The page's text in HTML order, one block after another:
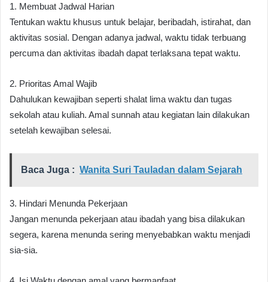
1. Membuat Jadwal Harian
Tentukan waktu khusus untuk belajar, beribadah, istirahat, dan
aktivitas sosial. Dengan adanya jadwal, waktu tidak terbuang
percuma dan aktivitas ibadah dapat terlaksana tepat waktu.
2. Prioritas Amal Wajib
Dahulukan kewajiban seperti shalat lima waktu dan tugas
sekolah atau kuliah. Amal sunnah atau kegiatan lain dilakukan
setelah kewajiban selesai.
Baca Juga : Wanita Suri Tauladan dalam Sejarah
3. Hindari Menunda Pekerjaan
Jangan menunda pekerjaan atau ibadah yang bisa dilakukan
segera, karena menunda sering menyebabkan waktu menjadi
sia-sia.